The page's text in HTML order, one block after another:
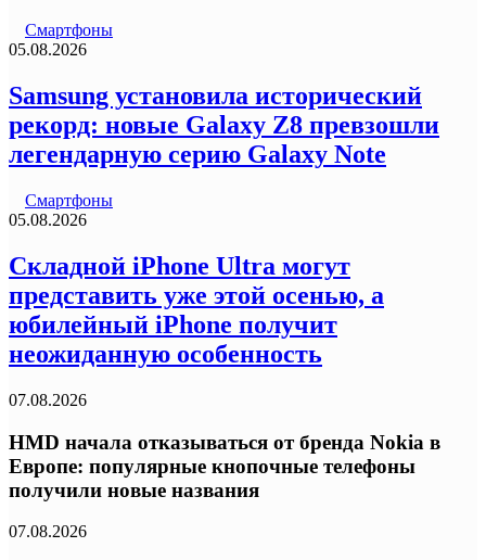
Смартфоны
05.08.2026
Samsung установила исторический
рекорд: новые Galaxy Z8 превзошли
легендарную серию Galaxy Note
Смартфоны
05.08.2026
Складной iPhone Ultra могут
представить уже этой осенью, а
юбилейный iPhone получит
неожиданную особенность
07.08.2026
HMD начала отказываться от бренда Nokia в
Европе: популярные кнопочные телефоны
получили новые названия
07.08.2026